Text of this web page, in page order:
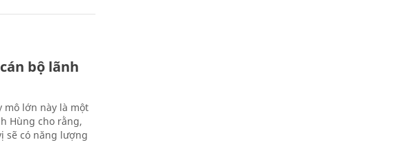
bộ lãnh
mô lớn này là một
Hùng cho rằng,
sẽ có năng lượng